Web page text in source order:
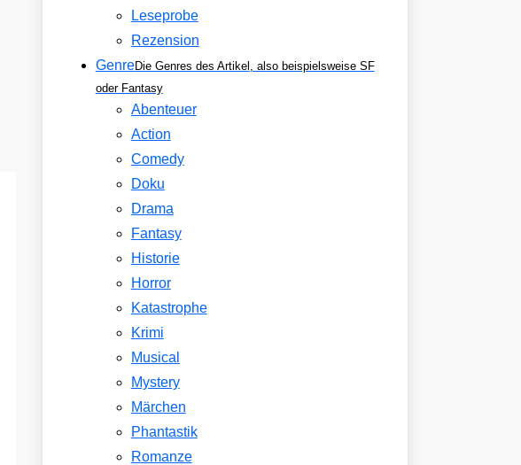
Leseprobe
Rezension
GenreDie Genres des Artikel, also beispielsweise SF
oder Fantasy
Abenteuer
Action
Comedy
Doku
Drama
Fantasy
Historie
Horror
Katastrophe
Krimi
Musical
Mystery
Märchen
Phantastik
Romanze